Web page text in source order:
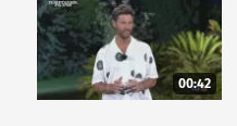
00:42